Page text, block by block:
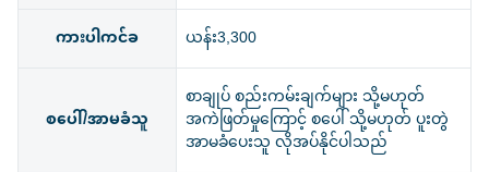
ကားပါကင်ခ
ယန်း3,300
စပေါ်/အာမခံသူ
စာချုပ် စည်းကမ်းချက်များ သို့မဟုတ်
အကဲဖြတ်မှုကြောင့် စပေါ် သို့မဟုတ် ပူးတွဲ
အာမခံပေးသူ လိုအပ်နိုင်ပါသည်